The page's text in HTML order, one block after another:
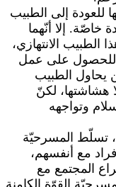
للعودة إلى الطبيب
خاصّة. إلا أنّهما
الطبيب الانتهازي،
للحصول على عمل
يحاول الطبيب
هشاشتها، لكنّ
وتواجهه
تسلّط المسرحيّة
مع أنفسهم،
المجتمع مع